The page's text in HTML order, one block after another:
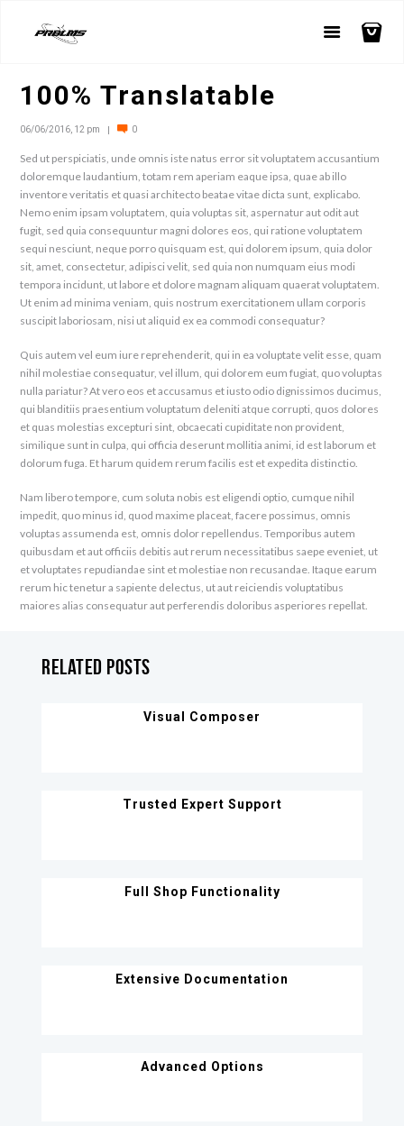
100% Translatable
06/06/2016, 12 pm 0
Sed ut perspiciatis, unde omnis iste natus error sit voluptatem accusantium
doloremque laudantium, totam rem aperiam eaque ipsa, quae ab illo
inventore veritatis et quasi architecto beatae vitae dicta sunt, explicabo.
Nemo enim ipsam voluptatem, quia voluptas sit, aspernatur aut odit aut
fugit, sed quia consequuntur magni dolores eos, qui ratione voluptatem
sequi nesciunt, neque porro quisquam est, qui dolorem ipsum, quia dolor
sit, amet, consectetur, adipisci velit, sed quia non numquam eius modi
tempora incidunt, ut labore et dolore magnam aliquam quaerat voluptatem.
Ut enim ad minima veniam, quis nostrum exercitationem ullam corporis
suscipit laboriosam, nisi ut aliquid ex ea commodi consequatur?
Quis autem vel eum iure reprehenderit, qui in ea voluptate velit esse, quam
nihil molestiae consequatur, vel illum, qui dolorem eum fugiat, quo voluptas
nulla pariatur? At vero eos et accusamus et iusto odio dignissimos ducimus,
qui blanditiis praesentium voluptatum deleniti atque corrupti, quos dolores
et quas molestias excepturi sint, obcaecati cupiditate non provident,
similique sunt in culpa, qui officia deserunt mollitia animi, id est laborum et
dolorum fuga. Et harum quidem rerum facilis est et expedita distinctio.
Nam libero tempore, cum soluta nobis est eligendi optio, cumque nihil
impedit, quo minus id, quod maxime placeat, facere possimus, omnis
voluptas assumenda est, omnis dolor repellendus. Temporibus autem
quibusdam et aut officiis debitis aut rerum necessitatibus saepe eveniet, ut
et voluptates repudiandae sint et molestiae non recusandae. Itaque earum
rerum hic tenetur a sapiente delectus, ut aut reiciendis voluptatibus
maiores alias consequatur aut perferendis doloribus asperiores repellat.
Related Posts
Visual Composer
Trusted Expert Support
Full Shop Functionality
Extensive Documentation
Advanced Options